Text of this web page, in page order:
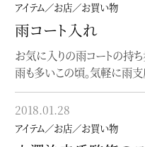
アイテム／お店／お買い物
雨コート入れ
お気に入りの雨コートの持
雨も多いこの頃。気軽に雨
2018.01.28
アイテム／お店／お買い物
アイテム／お店／お買い物
着物を包むときには？
旅行に行く時、お稽古等で
紙のまま運ぶのは大変なの
2017.09.30
アイテム／お店／お買い物